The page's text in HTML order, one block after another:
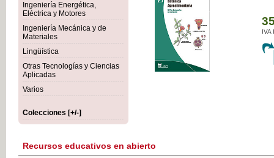
Ingeniería Energética,
Eléctrica y Motores
Ingeniería Mecánica y de
Materiales
Lingüística
Otras Tecnologías y Ciencias
Aplicadas
Varios
Colecciones [+/-]
IVA
Recursos educativos en abierto